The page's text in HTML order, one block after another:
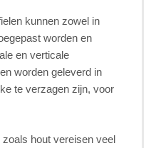
kunnen zowel in
worden en
en verticale
worden geleverd in
te verzagen zijn, voor
hout vereisen veel